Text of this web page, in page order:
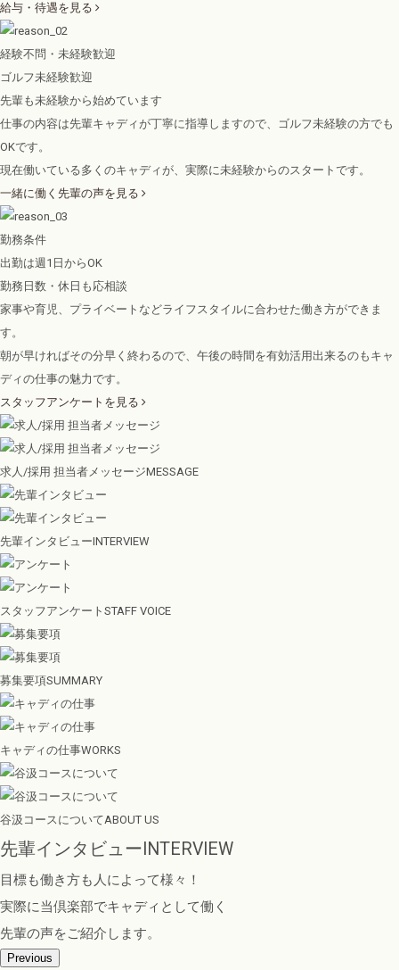
給与・待遇を見る
経験不問・未経験歓迎
ゴルフ未経験歓迎
先輩も未経験から始めています
仕事の内容は先輩キャディが丁寧に指導しますので、ゴルフ未経験の方でも
OKです。
現在働いている多くのキャディが、実際に未経験からのスタートです。
一緒に働く先輩の声を見る
勤務条件
出勤は週1日からOK
勤務日数・休日も応相談
家事や育児、プライベートなどライフスタイルに合わせた働き方ができま
す。
朝が早ければその分早く終わるので、午後の時間を有効活用出来るのもキャ
ディの仕事の魅力です。
スタッフアンケートを見る
求人/採用 担当者メッセージMESSAGE
先輩インタビューINTERVIEW
スタッフアンケート STAFF VOICE
募集要項SUMMARY
キャディの仕事WORKS
谷汲コースについてABOUT US
先輩インタビュー INTERVIEW
目標も働き方も人によって様々！
実際に当倶楽部でキャディとして働く
先輩の声をご紹介します。
Previous